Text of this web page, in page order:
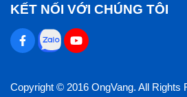
KẾT NỐI VỚI CHÚNG TÔI
Copyright © 2016 OngVang. All Rights